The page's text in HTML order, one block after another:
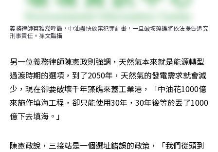
義務律師蔡雅瀅呼籲，中油盡快放棄犯罪計畫，一旦破壞藻礁將依法提告追究
刑事責任。孫文臨攝
另一位義務律師陳憲政則強調，天然氣本來就是能源轉型
過渡時期的選項，到了2050年，天然氣的發電需求就會減
少，現在卻要破壞千年藻礁來蓋工業港，「中油花1000億
來施作填海工程，卻只能使用30年，30年後等於丟了1000
億下去填海。」
陳憲政說，三接站是一個選址錯誤的政策，「我們從頭到